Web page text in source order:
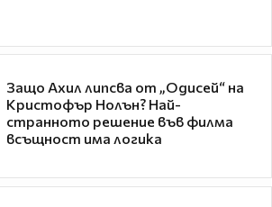
Защо Ахил липсва от „Одисей“ на
Кристофър Нолън? Най-
странното решение във филма
всъщност има логика